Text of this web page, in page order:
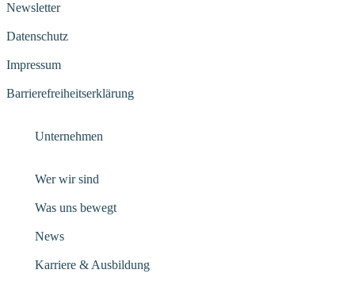
Newsletter
Datenschutz
Impressum
Barrierefreiheitserklärung
Unternehmen
Wer wir sind
Was uns bewegt
News
Karriere & Ausbildung